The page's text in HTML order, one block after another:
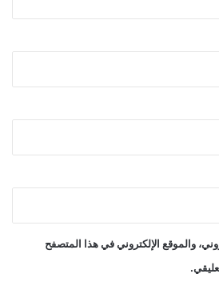
والموقع الإلكتروني في هذا المتصفح